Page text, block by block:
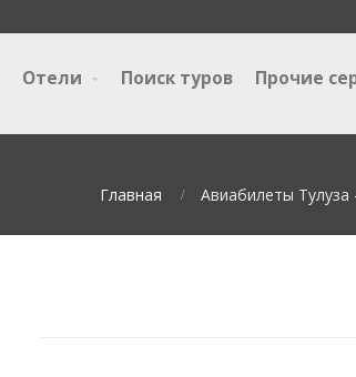
Отели Поиск туров Прочие
Главная Авиабилеты